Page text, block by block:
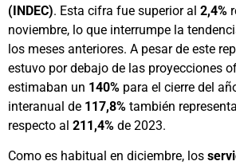
(INDEC). Esta cifra fue superior al 2,4%
noviembre, lo que interrumpe la
los meses anteriores. A pesar de este
estuvo por debajo de las proyecciones
estimaban un 140% para el cierre del
interanual de 117,8% también
respecto al 211,4% de 2023.
Como es habitual en diciembre, los